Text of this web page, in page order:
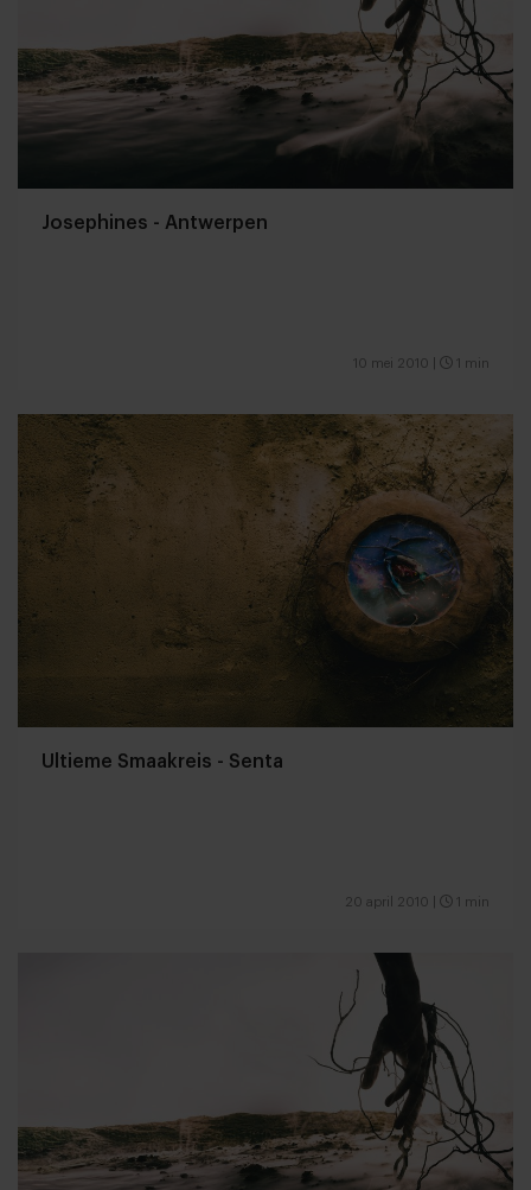
Josephines - Antwerpen
10 mei 2010 1 min
Ultieme Smaakreis - Senta
20 april 2010 1 min